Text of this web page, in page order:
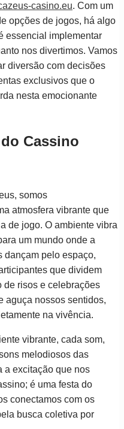
casino.eu. Com um
opções de jogos, há algo
essencial implementar
nos divertimos. Vamos
diversão com decisões
exclusivos que o
nesta emocionante
Cassino
somos
atmosfera vibrante que
de jogo. O ambiente vibra
um mundo onde a
dançam pelo espaço,
que dividem
de risos e celebrações
aguça nossos sentidos,
na vivência.
vibrante, cada som,
melodiosos das
a excitação que nos
é uma festa do
conectamos com os
busca coletiva por